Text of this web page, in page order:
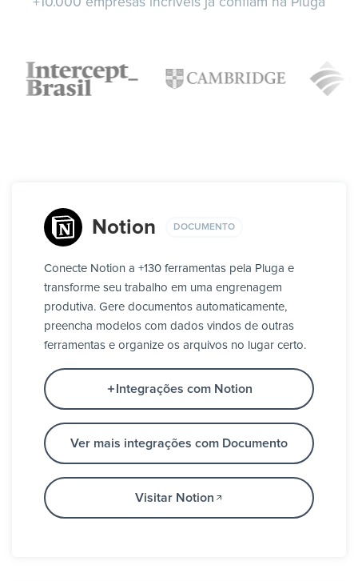
Notion DOCUMENTO
Conecte Notion a +130 ferramentas pela Pluga e
transforme seu trabalho em uma engrenagem
produtiva. Gere documentos automaticamente,
preencha modelos com dados vindos de outras
ferramentas e organize os arquivos no lugar certo.
Integrações com Notion
Ver mais integrações com Documento
Visitar Notion